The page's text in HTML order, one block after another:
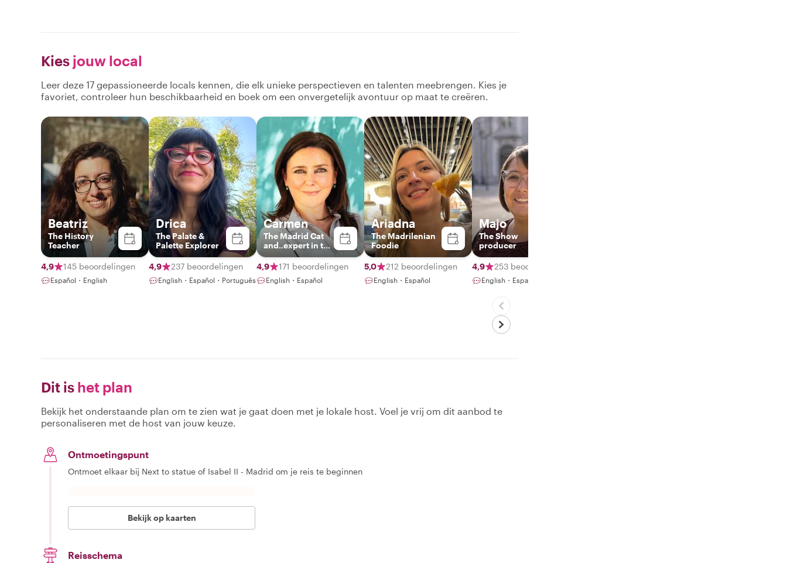
Kies jouw local
Leer deze 17 gepassioneerde locals kennen, die elk unieke perspectieven en talenten meebrengen. Kies je
favoriet, controleer hun beschikbaarheid en boek om een onvergetelijk avontuur op maat te creëren.
Beatriz
The History
Teacher
4,9 145 beoordelingen
Español・English
Drica
The Palate &
Palette Explorer
4,9 237 beoordelingen
English・Español・Português
Carmen
The Madrid Cat
and..expert in the
city of CORDOBA
too..
4,9 171 beoordelingen
English・Español
Ariadna
The Madrilenian
Foodie
5,0 212 beoordelingen
English・Español
Majo
The Show
producer
4,9 253 beoordelingen
English・Español
Dit is het plan
Bekijk het onderstaande plan om te zien wat je gaat doen met je lokale host. Voel je vrij om dit aanbod te
personaliseren met de host van jouw keuze.
Ontmoetingspunt
Ontmoet elkaar bij Next to statue of Isabel II - Madrid om je reis te beginnen
Bekijk op kaarten
Reisschema